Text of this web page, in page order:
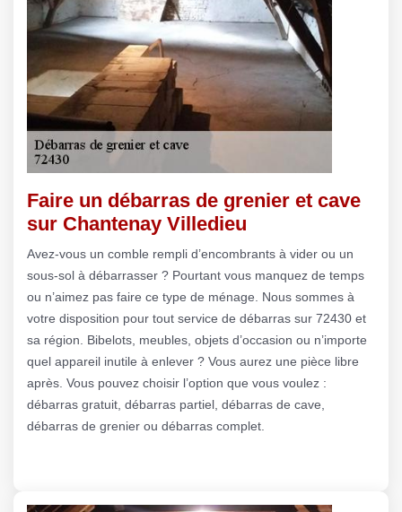
Faire un débarras de grenier et cave
sur Chantenay Villedieu
Avez-vous un comble rempli d’encombrants à vider ou un
sous-sol à débarrasser ? Pourtant vous manquez de temps
ou n’aimez pas faire ce type de ménage. Nous sommes à
votre disposition pour tout service de débarras sur 72430 et
sa région. Bibelots, meubles, objets d’occasion ou n’importe
quel appareil inutile à enlever ? Vous aurez une pièce libre
après. Vous pouvez choisir l’option que vous voulez :
débarras gratuit, débarras partiel, débarras de cave,
débarras de grenier ou débarras complet.